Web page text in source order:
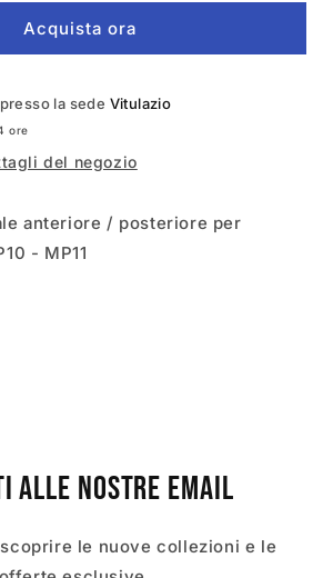
Acquista ora
la sede Vitulazio
ore
del negozio
anteriore / posteriore per
- MP11
alle nostre email
le nuove collezioni e le